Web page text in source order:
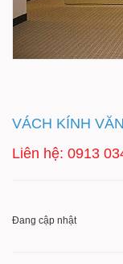
VÁCH KÍNH
Liên hệ: 0913
Đang cập nhật